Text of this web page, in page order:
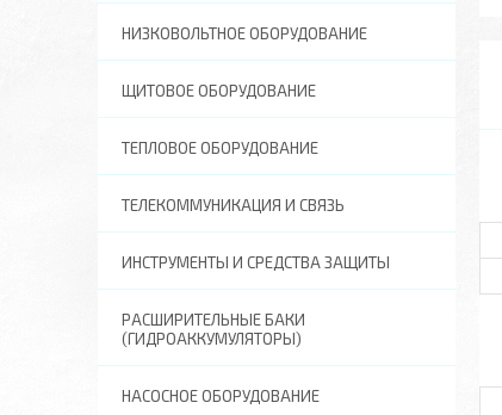
НИЗКОВОЛЬТНОЕ ОБОРУДОВАНИЕ
ЩИТОВОЕ ОБОРУДОВАНИЕ
ТЕПЛОВОЕ ОБОРУДОВАНИЕ
ТЕЛЕКОММУНИКАЦИЯ И СВЯЗЬ
ИНСТРУМЕНТЫ И СРЕДСТВА ЗАЩИТЫ
РАСШИРИТЕЛЬНЫЕ БАКИ
(ГИДРОАККУМУЛЯТОРЫ)
НАСОСНОЕ ОБОРУДОВАНИЕ